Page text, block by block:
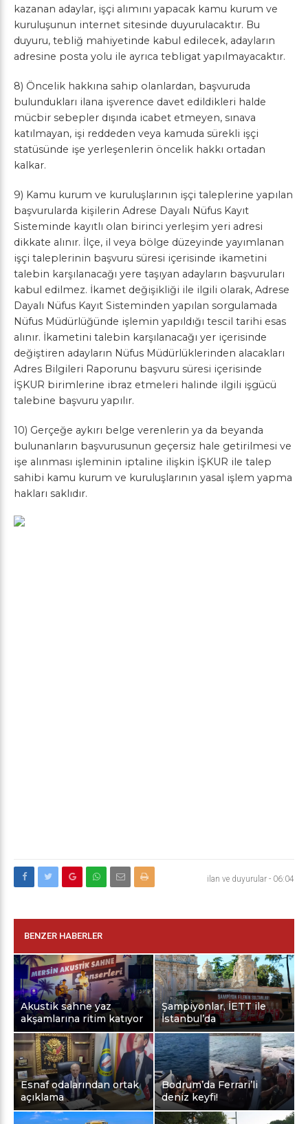
kazanan adaylar, işçi alımını yapacak kamu kurum ve
kuruluşunun internet sitesinde duyurulacaktır. Bu
duyuru, tebliğ mahiyetinde kabul edilecek, adayların
adresine posta yolu ile ayrıca tebligat yapılmayacaktır.
8) Öncelik hakkına sahip olanlardan, başvuruda
bulundukları ilana işverence davet edildikleri halde
mücbir sebepler dışında icabet etmeyen, sınava
katılmayan, işi reddeden veya kamuda sürekli işçi
statüsünde işe yerleşenlerin öncelik hakkı ortadan
kalkar.
9) Kamu kurum ve kuruluşlarının işçi taleplerine yapılan
başvurularda kişilerin Adrese Dayalı Nüfus Kayıt
Sisteminde kayıtlı olan birinci yerleşim yeri adresi
dikkate alınır. İlçe, il veya bölge düzeyinde yayımlanan
işçi taleplerinin başvuru süresi içerisinde ikametini
talebin karşılanacağı yere taşıyan adayların başvuruları
kabul edilmez. İkamet değişikliği ile ilgili olarak, Adrese
Dayalı Nüfus Kayıt Sisteminden yapılan sorgulamada
Nüfus Müdürlüğünde işlemin yapıldığı tescil tarihi esas
alınır. İkametini talebin karşılanacağı yer içerisinde
değiştiren adayların Nüfus Müdürlüklerinden alacakları
Adres Bilgileri Raporunu başvuru süresi içerisinde
İŞKUR birimlerine ibraz etmeleri halinde ilgili işgücü
talebine başvuru yapılır.
10) Gerçeğe aykırı belge verenlerin ya da beyanda
bulunanların başvurusunun geçersiz hale getirilmesi ve
işe alınması işleminin iptaline ilişkin İŞKUR ile talep
sahibi kamu kurum ve kuruluşlarının yasal işlem yapma
hakları saklıdır.
ilan ve duyurular - 06:04
BENZER HABERLER
Akustik sahne yaz
akşamlarına ritim katıyor
Şampiyonlar, İETT ile
İstanbul’da
Esnaf odalarından ortak
açıklama
Bodrum’da Ferrari’li
deniz keyfi!